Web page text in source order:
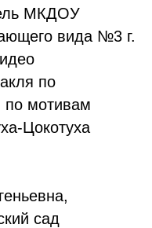
МКДОУ
вида №3 г.
по
по мотивам
Цокотуха
сад